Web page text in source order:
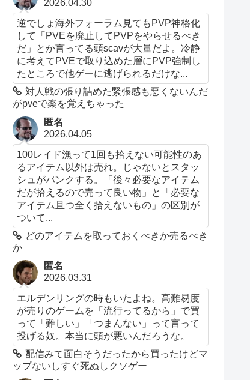
2026.04.30
逆でしょ海外フォーラム見てもPVP神格化
して「PVEを廃止してPVPをやらせるべき
だ」とか言ってる頭scavが大量だよ。冷静
に考えてPVEで取り込めた層にPVP強制し
たところで他ゲーに逃げられるだけな...
対人戦の張り詰めた緊張感も悪くないんだ
がpveで楽を覚えちゃった
匿名
2026.04.05
100レイド漁って1回も拾えない可能性のあ
るアイテム以外は売れ。じゃないとスタッ
シュがパンクする。「後々必要なアイテム
だが拾えるので売って良い物」と「必要な
アイテム且つ全く拾えないもの」の区別が
ついて...
どのアイテムを取っておくべきか売るべき
か
匿名
2026.03.31
エルデンリングの時もいたよね。高難易度
が売りのゲームを「流行ってるから」で買
って「難しい」「つまんない」って言って
投げる奴。本当に頭が悪いんだろうな。
配信みて面白そうだったから買ったけどマ
ップないしすぐ死ぬしクソゲー